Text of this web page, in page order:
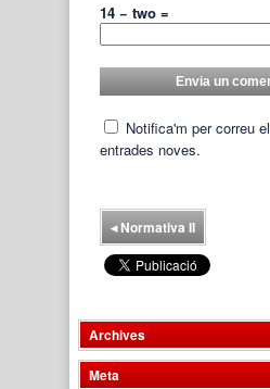
14 − two =
Notifica'm per correu
entrades noves.
◂Normativa II
Archives
Meta